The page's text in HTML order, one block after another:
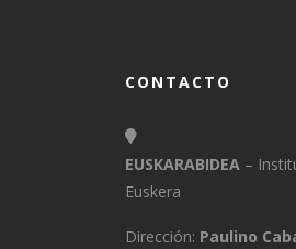
CONTACTO
EUSKARABIDEA –
Euskera
Dirección: Paulino